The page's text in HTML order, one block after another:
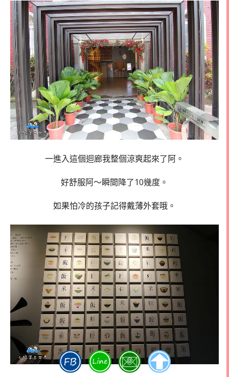
一進入這個迴廊我整個涼爽起來了阿。
好舒服阿～瞬間降了10幾度。
如果怕冷的孩子記得戴薄外套哦。